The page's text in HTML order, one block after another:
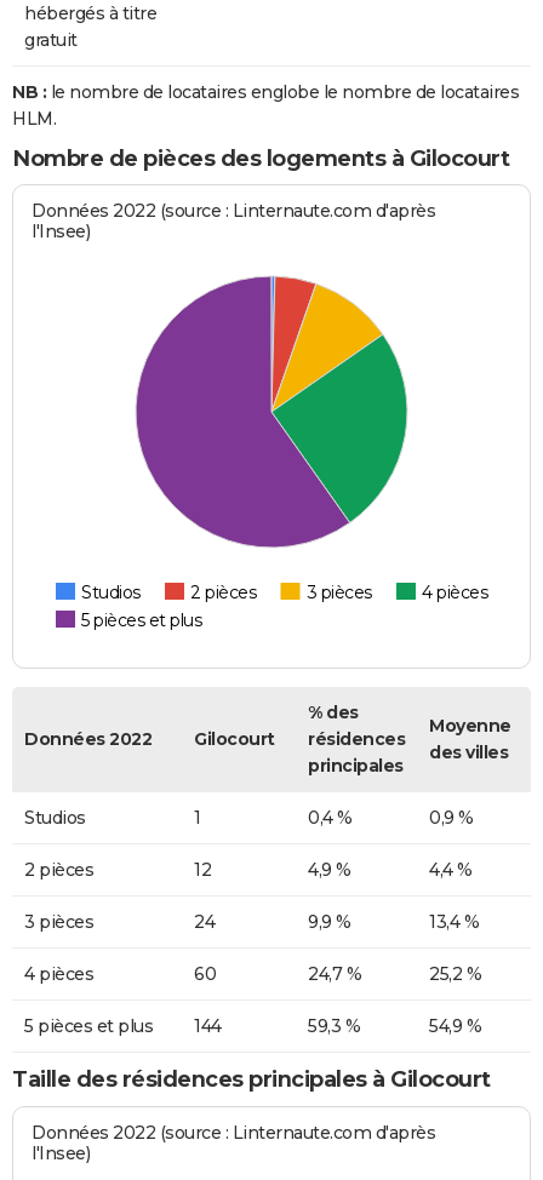
hébergés à titre
gratuit
NB : le nombre de locataires englobe le nombre de locataires
HLM.
Nombre de pièces des logements à Gilocourt
Données 2022 (source : Linternaute.com d'après
l'Insee)
Studios 2 pièces 3 pièces
4 pièces
5 pièces et plus
Données 2022 Gilocourt
% des
résidences
principales
Moyenne
des villes
Studios 1 0,4 % 0,9 %
2 pièces 12 4,9 % 4,4 %
3 pièces 24 9,9 % 13,4 %
4 pièces 60 24,7 % 25,2 %
5 pièces et plus 144 59,3 % 54,9 %
Taille des résidences principales à Gilocourt
Données 2022 (source : Linternaute.com d'après
l'Insee)